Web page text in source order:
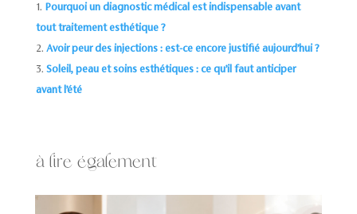
Pourquoi un diagnostic médical est indispensable avant
tout traitement esthétique ?
Avoir peur des injections : est-ce encore justifié aujourd’hui ?
Soleil, peau et soins esthétiques : ce qu’il faut anticiper
avant l’été
à lire également